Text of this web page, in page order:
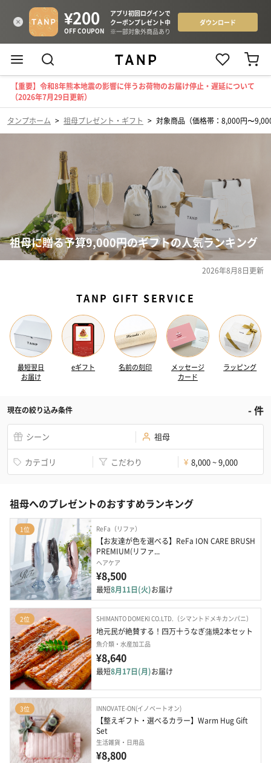
【重要】令和8年熊本地震の影響に伴うお荷物のお届け停止・遅延について
（2026年7月29日更新）
タンプホーム > 祖母プレゼント・ギフト > 対象商品（価格帯：8,000円〜
祖母に贈る予算9,000円のギフトの人気ランキング
2026年8月8日更新
TANP GIFT SERVICE
最短翌日
お届け
eギフト 名前の刻印
メッセージ
カード
ラッピング
現在の絞り込み条件 -件
シーン 祖母
カテゴリ こだわり ¥ 8,000 ~ 9,000
祖母へのプレゼントのおすすめランキング
1位 ReFa（リファ）
【お友達が色を選べる】ReFa ION CARE BRUSH
PREMIUM(リファ...
ヘアケア
¥8,500
最短8月11日(火)お届け
2位 SHIMANTO DOMEKI CO.LTD.（シマントドメキカンパニ）
地元民が絶賛する！四万十うなぎ蒲焼2本セット
魚介類・水産加工品
¥8,640
最短8月17日(月)お届け
3位 INNOVATE-ON(イノベートオン)
【整えギフト・選べるカラー】Warm Hug Gift
Set
生活雑貨・日用品
¥8,800